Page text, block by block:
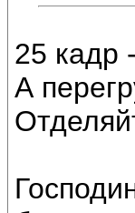
25 кадр
А